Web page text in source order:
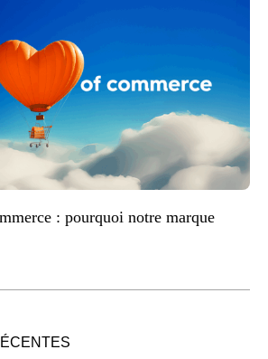
: pourquoi notre marque